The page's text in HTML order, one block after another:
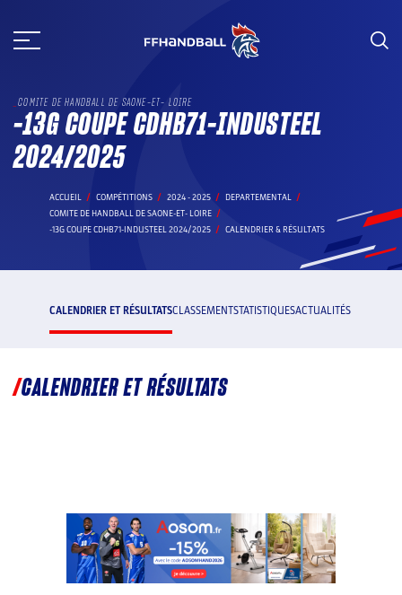
au
COMITE DE HANDBALL DE SAONE-ET- LOIRE
-13G COUPE CDHB71-INDUSTEEL
2024/2025
ACCUEIL COMPÉTITIONS 2024 - 2025
DEPARTEMENTAL
COMITE DE HANDBALL DE SAONE-ET- LOIRE
-13G COUPE CDHB71-INDUSTEEL 2024/2025
CALENDRIER & RÉSULTATS
CALENDRIER ET RÉSULTATSCLASSEMENTSTATISTIQUESACTUALITÉS
CALENDRIER ET RÉSULTATS